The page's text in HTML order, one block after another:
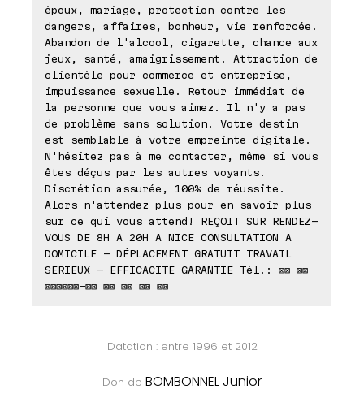
époux, mariage, protection contre les
dangers, affaires, bonheur, vie renforcée.
Abandon de l'alcool, cigarette, chance aux
jeux, santé, amaigrissement. Attraction de
clientèle pour commerce et entreprise,
impuissance sexuelle. Retour immédiat de
la personne que vous aimez. Il n'y a pas
de problème sans solution. Votre destin
est semblable à votre empreinte digitale.
N'hésitez pas à me contacter, même si vous
êtes déçus par les autres voyants.
Discrétion assurée, 100% de réussite.
Alors n'attendez plus pour en savoir plus
sur ce qui vous attend! REÇOIT SUR RENDEZ-
VOUS DE 8H A 20H A NICE CONSULTATION A
DOMICILE - DÉPLACEMENT GRATUIT TRAVAIL
SERIEUX - EFFICACITE GARANTIE Tél.: ⊠⊠ ⊠⊠
⊠⊠⊠⊠⊠⊠-⊠⊠ ⊠⊠ ⊠⊠ ⊠⊠ ⊠⊠
Datation : entre 1996 et 2012
Don de BOMBONNEL Junior